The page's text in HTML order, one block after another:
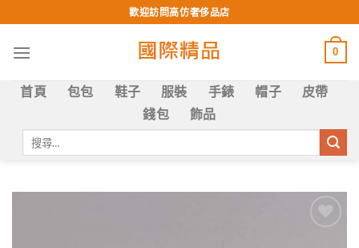
to
content
歡迎訪問高仿奢侈品店
0
首頁 包包 鞋子 服裝 手錶 帽子
皮帶
錢包
飾品